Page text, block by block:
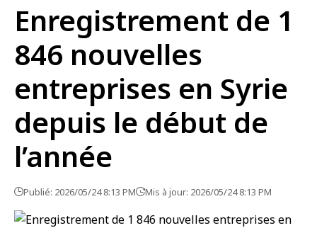
Enregistrement de 1
846 nouvelles
entreprises en Syrie
depuis le début de
l’année
Publié: 2026/05/24 8:13 PM Mis à jour: 2026/05/24 8:13 PM